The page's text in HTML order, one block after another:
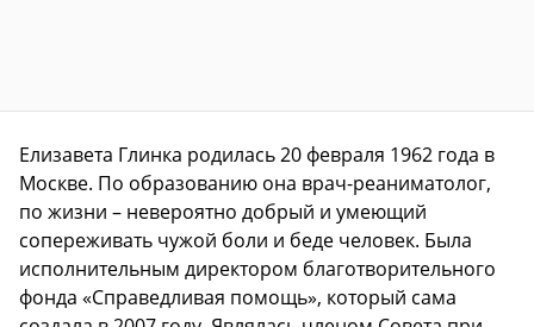
Елизавета Глинка родилась 20 февраля 1962 года в
Москве. По образованию она врач-реаниматолог,
по жизни – невероятно добрый и умеющий
сопереживать чужой боли и беде человек. Была
исполнительным директором благотворительного
фонда «Справедливая помощь», который сама